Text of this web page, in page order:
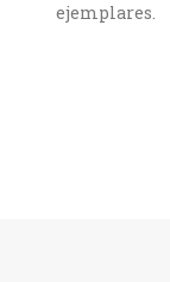
ejemplares.